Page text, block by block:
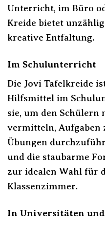
Unterricht, im Büro
Kreide bietet
kreative Entfaltung.
Im Schulunterricht
Die Jovi Tafelkreide
Hilfsmittel im
sie, um den Schülern
vermitteln, Aufgaben
Übungen
und die staubarme
zur idealen Wahl für
Klassenzimmer.
In Universitäten und